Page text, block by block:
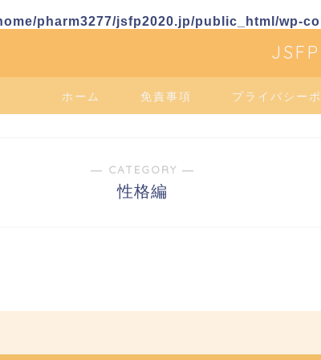
pharm3277/jsfp2020.jp/public_html/wp-
JSFP
ホーム 免責事項 プライバシー
― CATEGORY ―
性格編